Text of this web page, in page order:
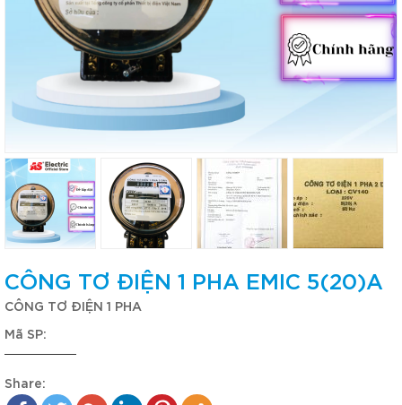
CÔNG TƠ ĐIỆN 1 PHA EMIC 5(20)A
CÔNG TƠ ĐIỆN 1 PHA
Mã SP:
Share: